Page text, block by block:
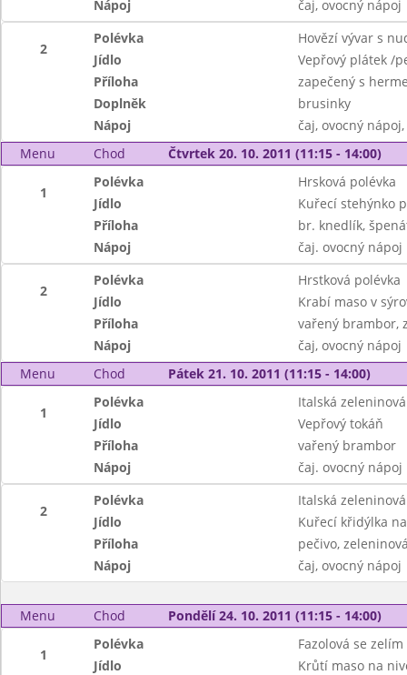
Nápoj čaj, ovocný nápoj
2
Polévka
Hovězí vývar s
Jídlo
Vepřový plátek /
Příloha
zapečený s
Doplněk
brusinky
Nápoj
čaj, ovocný
Menu
Chod Čtvrtek 20. 10. 2011 (11:15 - 14:00)
1
Polévka
Hrsková polévka
Jídlo
Kuřecí stehýnko
Příloha
br. knedlík,
Nápoj
čaj. ovocný nápoj
2
Polévka
Hrstková polévka
Jídlo
Krabí maso v
Příloha
vařený brambor,
Nápoj
čaj, ovocný nápoj
Menu
Chod Pátek 21. 10. 2011 (11:15 - 14:00)
1
Polévka
Italská zeleninová
Jídlo
Vepřový tokáň
Příloha
vařený brambor
Nápoj
čaj. ovocný nápoj
2
Polévka
Italská zeleninová
Jídlo
Kuřecí křidýlka
Příloha
pečivo,
Nápoj
čaj, ovocný nápoj
Menu Chod Pondělí 24. 10. 2011 (11:15 - 14:00)
1
Polévka
Fazolová se zelím
Jídlo
Krůtí maso na